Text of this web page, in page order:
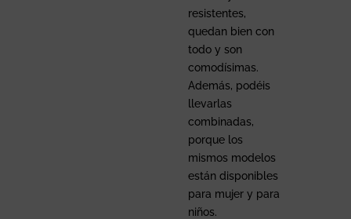
resistentes,
quedan bien con
todo y son
comodísimas.
Además, podéis
llevarlas
combinadas,
porque los
mismos modelos
están disponibles
para mujer y para
niños.